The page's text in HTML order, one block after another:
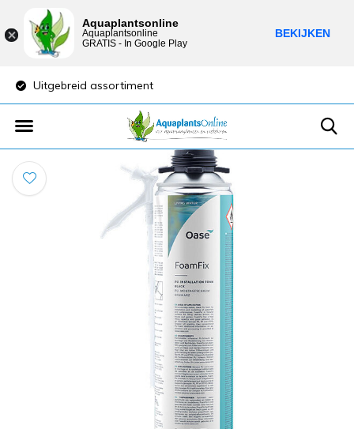
Uitgebreid assortiment
Aquaplantsonline
Aquaplantsonline
GRATIS - In Google Play
BEKIJKEN